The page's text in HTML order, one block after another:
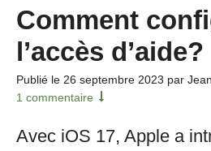
Comment
l’accès d’aide?
Publié le 26 septembre 2023 par
1 commentaire
Avec iOS 17, Apple a